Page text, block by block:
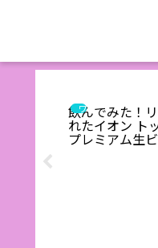
ワインエキスパー
飲んでみた！
れたイオン ト
プレミアム生